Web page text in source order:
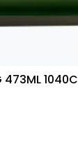
473ML 1040C